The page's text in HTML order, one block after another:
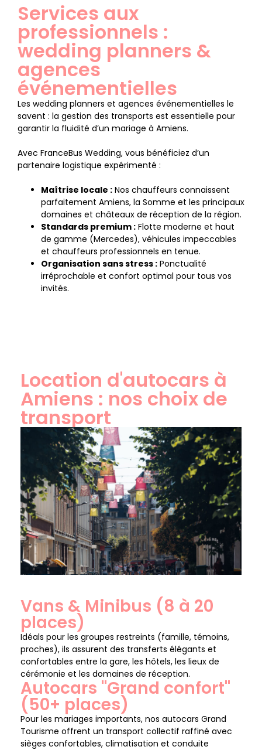
Services aux
professionnels :
wedding planners &
agences
événementielles
Les wedding planners et agences événementielles le
savent : la gestion des transports est essentielle pour
garantir la fluidité d’un mariage à Amiens.
Avec FranceBus Wedding, vous bénéficiez d’un
partenaire logistique expérimenté :
Maîtrise locale : Nos chauffeurs connaissent
parfaitement Amiens, la Somme et les principaux
domaines et châteaux de réception de la région.
Standards premium : Flotte moderne et haut
de gamme (Mercedes), véhicules impeccables
et chauffeurs professionnels en tenue.
Organisation sans stress : Ponctualité
irréprochable et confort optimal pour tous vos
invités.
Location d'autocars à
Amiens : nos choix de
transport
Vans & Minibus (8 à 20
places)
Idéals pour les groupes restreints (famille, témoins,
proches), ils assurent des transferts élégants et
confortables entre la gare, les hôtels, les lieux de
cérémonie et les domaines de réception.
Autocars "Grand confort"
(50+ places)
Pour les mariages importants, nos autocars Grand
Tourisme offrent un transport collectif raffiné avec
sièges confortables, climatisation et conduite